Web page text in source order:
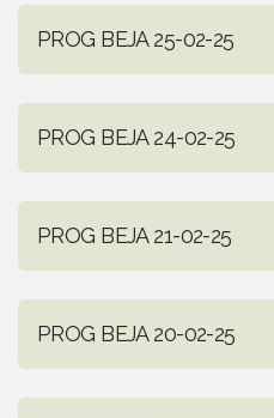
PROG BEJA 25-02-25
PROG BEJA 24-02-25
PROG BEJA 21-02-25
PROG BEJA 20-02-25